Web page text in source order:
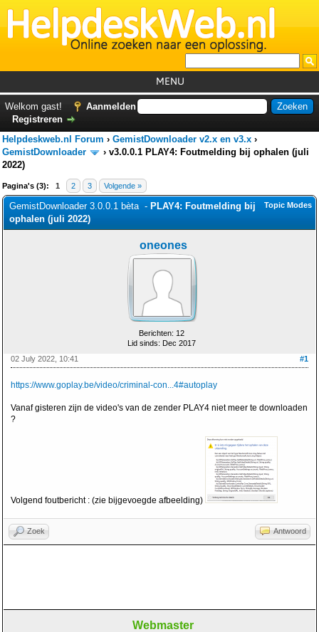
MENU
Foutcodes
GemistDownloader*
Welkom gast!
Aanmelden
Registreren
Helpdeskweb.nl Forum › GemistDownloader v2.x en v3.x ›
GemistDownloader
› v3.0.0.1 PLAY4: Foutmelding bij ophalen (juli
2022)
Pagina's (3): 1 2 3 Volgende »
Topic Modes
GemistDownloader 3.0.0.1 bèta - PLAY4: Foutmelding bij
ophalen (juli 2022)
oneones
Berichten: 12
Lid sinds: Dec 2017
#1
02 July 2022, 10:41
https://www.goplay.be/video/criminal-con...4#autoplay
Vanaf gisteren zijn de video's van de zender PLAY4 niet meer te downloaden
?
Volgend foutbericht : (zie bijgevoegde afbeelding)
Zoek Antwoord
Webmaster